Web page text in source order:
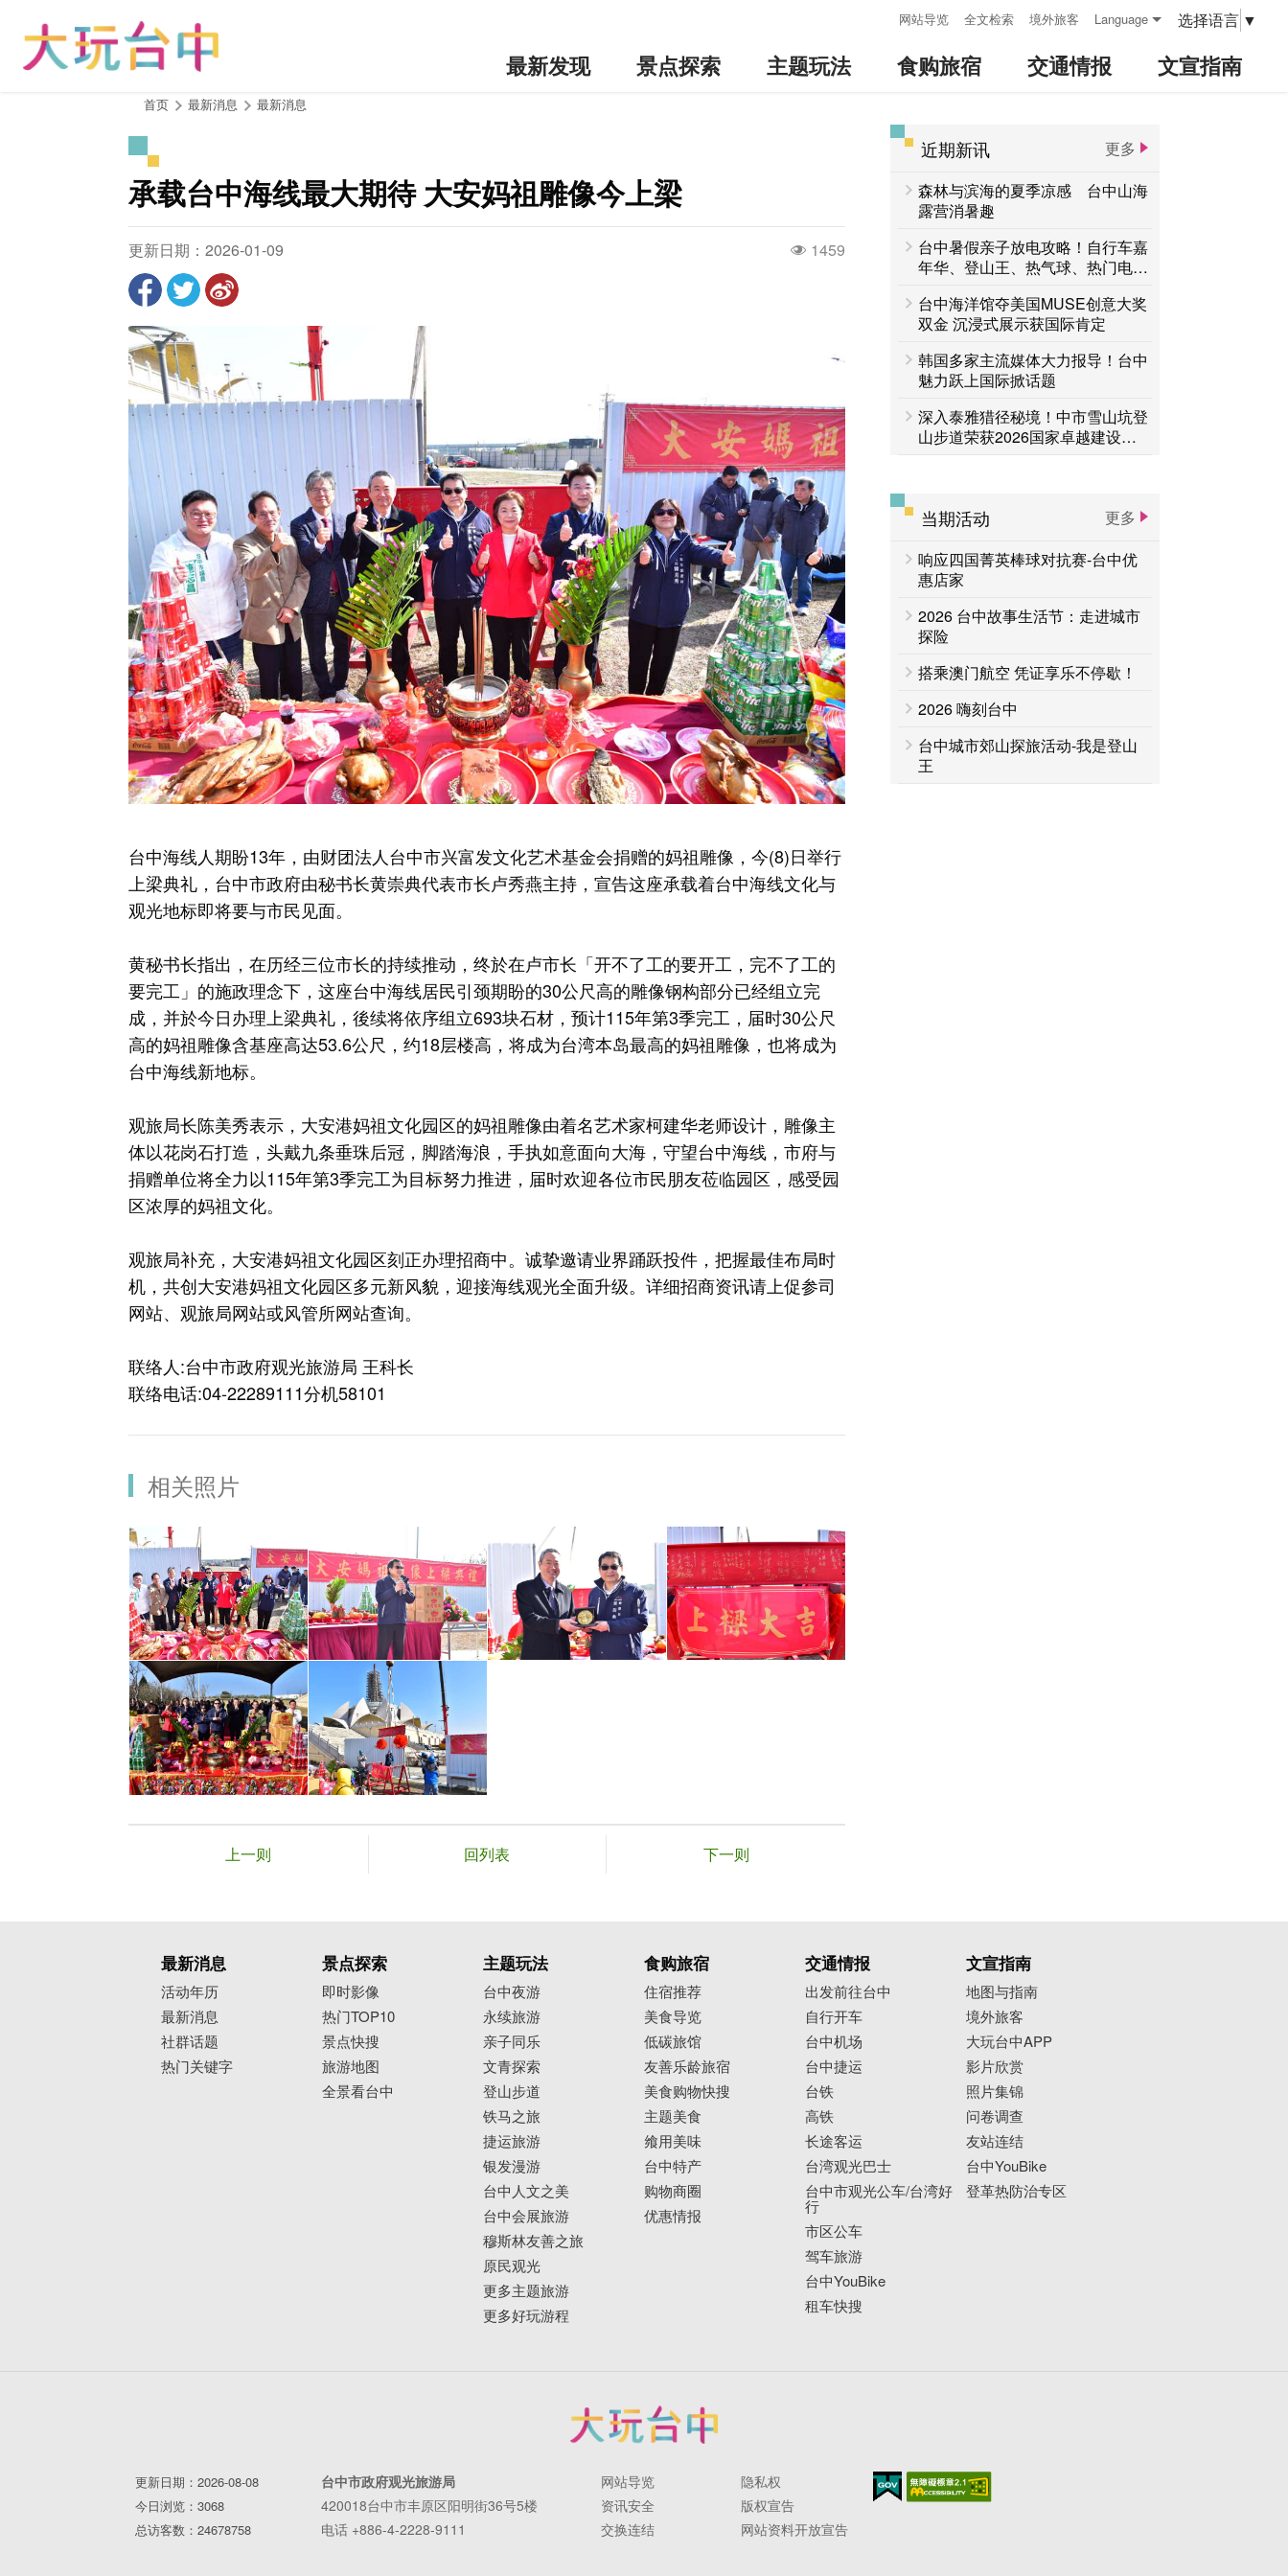
网站导览 全文检索 境外旅客 Language 选择语言 ▼
最新发现 景点探索 主题玩法 食购旅宿 交通情报 文宣指南
首页 最新消息 最新消息
承载台中海线最大期待 大安妈祖雕像今上梁
更新日期：2026-01-09 1459
台中海线人期盼13年，由财团法人台中市兴富发文化艺术基金会捐赠的妈祖雕像，今(8)日举行
上梁典礼，台中市政府由秘书长黄崇典代表市长卢秀燕主持，宣告这座承载着台中海线文化与
观光地标即将要与市民见面。
黄秘书长指出，在历经三位市长的持续推动，终於在卢市长「开不了工的要开工，完不了工的
要完工」的施政理念下，这座台中海线居民引颈期盼的30公尺高的雕像钢构部分已经组立完
成，并於今日办理上梁典礼，後续将依序组立693块石材，预计115年第3季完工，届时30公尺
高的妈祖雕像含基座高达53.6公尺，约18层楼高，将成为台湾本岛最高的妈祖雕像，也将成为
台中海线新地标。
观旅局长陈美秀表示，大安港妈祖文化园区的妈祖雕像由着名艺术家柯建华老师设计，雕像主
体以花岗石打造，头戴九条垂珠后冠，脚踏海浪，手执如意面向大海，守望台中海线，市府与
捐赠单位将全力以115年第3季完工为目标努力推进，届时欢迎各位市民朋友莅临园区，感受园
区浓厚的妈祖文化。
观旅局补充，大安港妈祖文化园区刻正办理招商中。诚挚邀请业界踊跃投件，把握最佳布局时
机，共创大安港妈祖文化园区多元新风貌，迎接海线观光全面升级。详细招商资讯请上促参司
网站、观旅局网站或风管所网站查询。
联络人:台中市政府观光旅游局 王科长
联络电话:04-22289111分机58101
相关照片
上一则 回列表 下一则
近期新讯
更多
森林与滨海的夏季凉感 台中山海
露营消暑趣
台中暑假亲子放电攻略！自行车嘉
年华、登山王、热气球、热门电影
台中海洋馆夺美国MUSE创意大奖
双金 沉浸式展示获国际肯定
韩国多家主流媒体大力报导！台中
魅力跃上国际掀话题
深入泰雅猎径秘境！中市雪山坑登
山步道荣获2026国家卓越建设奖
「金质奖」
当期活动
更多
响应四国菁英棒球对抗赛-台中优
惠店家
2026 台中故事生活节：走进城市
探险
搭乘澳门航空 凭证享乐不停歇！
2026 嗨刻台中
台中城市郊山探旅活动-我是登山
王
最新消息
活动年历
最新消息
社群话题
热门关键字
景点探索
即时影像
热门TOP10
景点快搜
旅游地图
全景看台中
主题玩法
台中夜游
永续旅游
亲子同乐
文青探索
登山步道
铁马之旅
捷运旅游
银发漫游
台中人文之美
台中会展旅游
穆斯林友善之旅
原民观光
更多主题旅游
更多好玩游程
食购旅宿
住宿推荐
美食导览
低碳旅馆
友善乐龄旅宿
美食购物快搜
主题美食
飨用美味
台中特产
购物商圈
优惠情报
交通情报
出发前往台中
自行开车
台中机场
台中捷运
台铁
高铁
长途客运
台湾观光巴士
台中市观光公车/台湾好
行
市区公车
驾车旅游
台中YouBike
租车快搜
文宣指南
地图与指南
境外旅客
大玩台中APP
影片欣赏
照片集锦
问卷调查
友站连结
台中YouBike
登革热防治专区
更新日期：2026-08-08
今日浏览：3068
总访客数：24678758
台中市政府观光旅游局
420018台中市丰原区阳明街36号5楼
电话 +886-4-2228-9111
网站导览
隐私权
资讯安全
版权宣告
交换连结
网站资料开放宣告